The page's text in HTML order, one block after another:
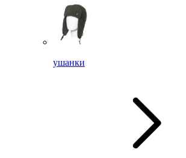
ушанки